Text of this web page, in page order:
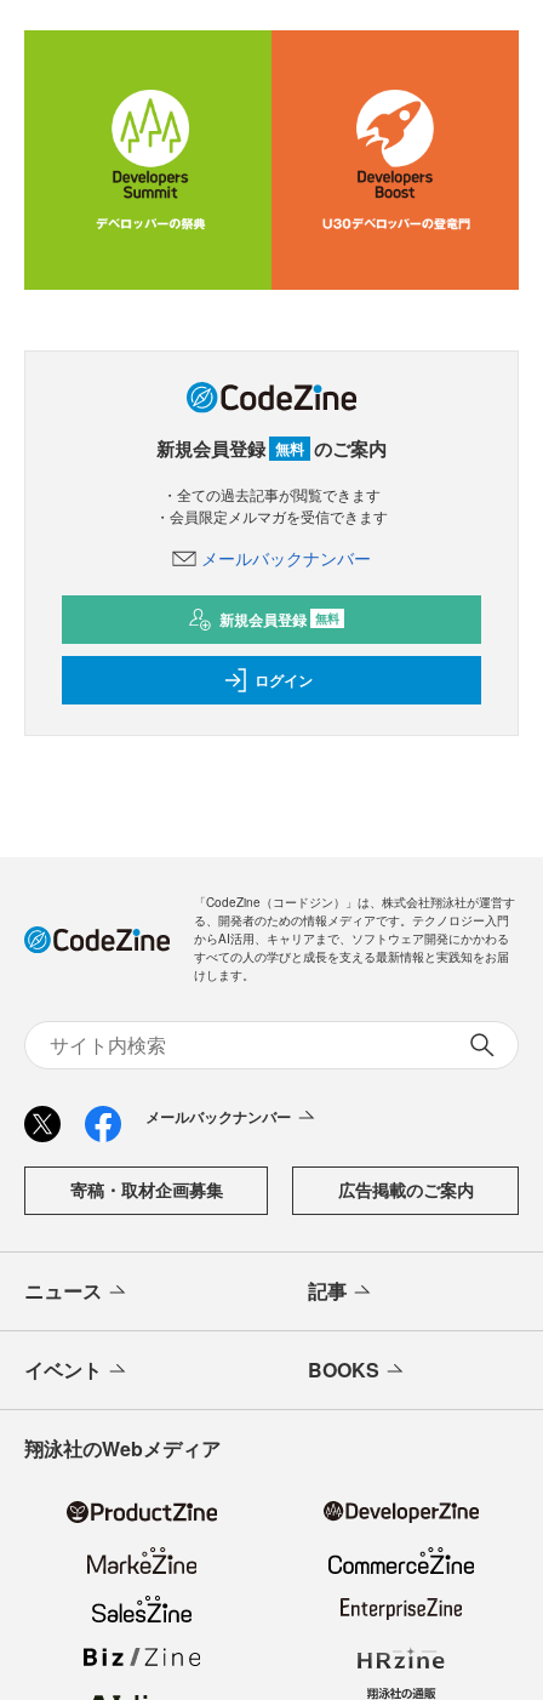
新規会員登録 無料 のご案内
・全ての過去記事が閲覧できます
・会員限定メルマガを受信できます
メールバックナンバー
新規会員登録 無料
ログイン
「CodeZine（コードジン）」は、株式会社翔泳社が運営す
る、開発者のための情報メディアです。テクノロジー入門
からAI活用、キャリアまで、ソフトウェア開発にかかわる
すべての人の学びと成長を支える最新情報と実践知をお届
けします。
メールバックナンバー
寄稿・取材企画募集 広告掲載のご案内
ニュース 記事
イベント BOOKS
翔泳社のWebメディア